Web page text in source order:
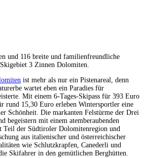
und 116 breite und familienfreundliche
3 Zinnen Dolomiten.
ist mehr als nur ein Pistenareal, denn
wartet eben ein Paradies für
Mit einem 6-Tages-Skipass für 393 Euro
rund 15,30 Euro erleben Wintersportler eine
Schönheit. Die markanten Felstürme der Drei
begeistern mit einem atemberaubenden
Teil der Südtiroler Dolomitenregion und
aus italienischer und österreichischer
wie Schlutzkrapfen, Canederli und
Skifahrer in den gemütlichen Berghütten.